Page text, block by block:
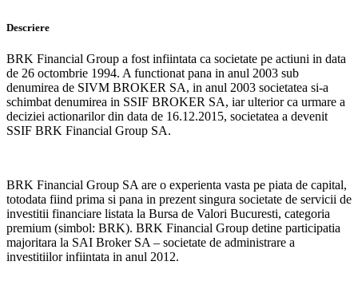
Descriere
BRK Financial Group a fost infiintata ca societate pe actiuni in data
de 26 octombrie 1994. A functionat pana in anul 2003 sub
denumirea de SIVM BROKER SA, in anul 2003 societatea si-a
schimbat denumirea in SSIF BROKER SA, iar ulterior ca urmare a
deciziei actionarilor din data de 16.12.2015, societatea a devenit
SSIF BRK Financial Group SA.
BRK Financial Group SA are o experienta vasta pe piata de capital,
totodata fiind prima si pana in prezent singura societate de servicii de
investitii financiare listata la Bursa de Valori Bucuresti, categoria
premium (simbol: BRK). BRK Financial Group detine participatia
majoritara la SAI Broker SA – societate de administrare a
investitiilor infiintata in anul 2012.